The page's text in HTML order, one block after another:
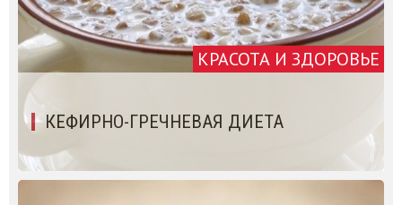
КРАСОТА И ЗДОРОВЬЕ
КЕФИРНО-ГРЕЧНЕВАЯ ДИЕТА